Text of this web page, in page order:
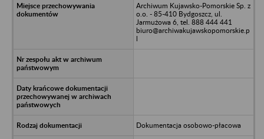
Archiwum Kujawsko-Pomorskie Sp. z
o.o. - 85-410 Bydgoszcz, ul.
Jarmużowa 6, tel. 888 444 441
biuro@archiwakujawskopomorskie.p
l
Dokumentacja osobowo-płacowa